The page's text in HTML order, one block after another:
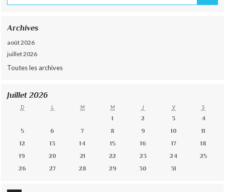
Archives
août 2026
juillet 2026
Toutes les archives
Juillet 2026
D L M M J V S
1 2 3
4
5
6 7 8 9 10
11
12
13 14 15 16 17
18
19
20 21 22 23 24
25
26
27 28 29 30 31